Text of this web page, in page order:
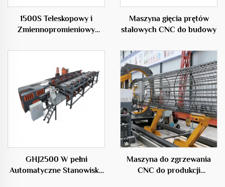
1500S Teleskopowy i
Zmiennopromieniowy
Klatek Stalowych
Maszyna gięcia prętów
stalowych CNC do budowy
GHJ2500 W pełni
Automatyczne Stanowisko
Maszyna do zgrzewania
CNC do produkcji